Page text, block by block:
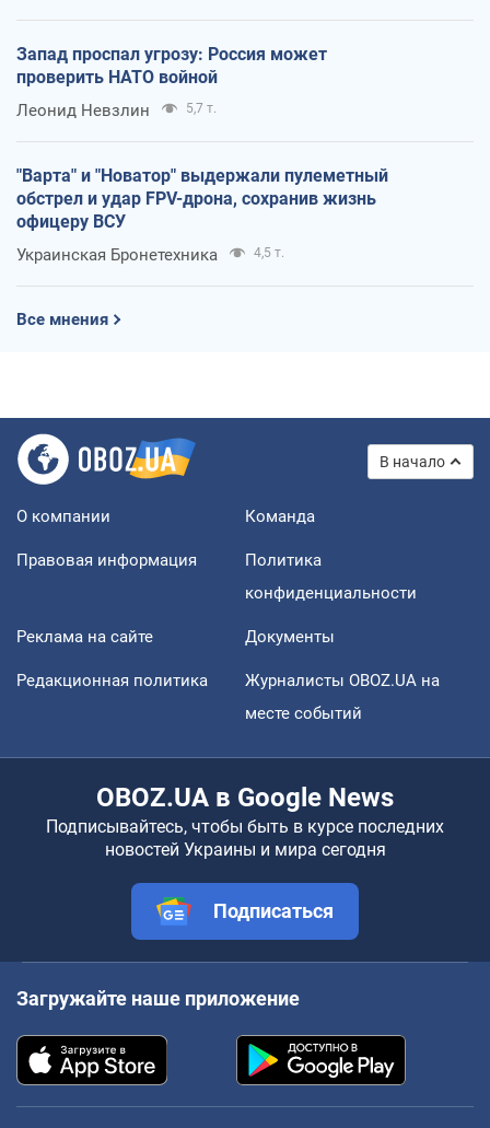
Запад проспал угрозу: Россия может
проверить НАТО войной
Леонид Невзлин 5,7 т.
"Варта" и "Новатор" выдержали пулеметный
обстрел и удар FPV-дрона, сохранив жизнь
офицеру ВСУ
Украинская Бронетехника 4,5 т.
Все мнения
В начало
О компании Команда
Правовая информация
Политика
конфиденциальности
Реклама на сайте Документы
Редакционная политика
Журналисты OBOZ.UA на
месте событий
OBOZ.UA в Google News
Подписывайтесь, чтобы быть в курсе последних
новостей Украины и мира сегодня
Подписаться
Загружайте наше приложение